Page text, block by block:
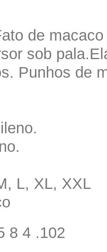
de
sob
Punhos de
L, XL, XXL
8 4 .102